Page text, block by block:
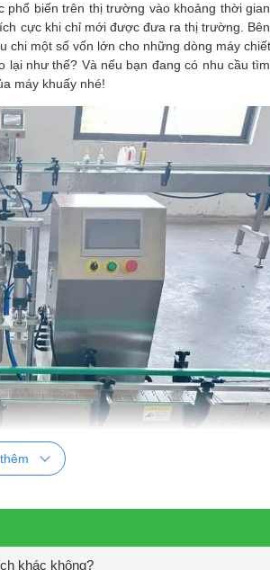
biến trên thị trường vào khoảng thời gian
cực khi chỉ mới được đưa ra thị trường. Bên
chi một số vốn lớn cho những dòng máy
lại như thế? Và nếu bạn đang có nhu cầu
máy khuấy nhé!
khác không?